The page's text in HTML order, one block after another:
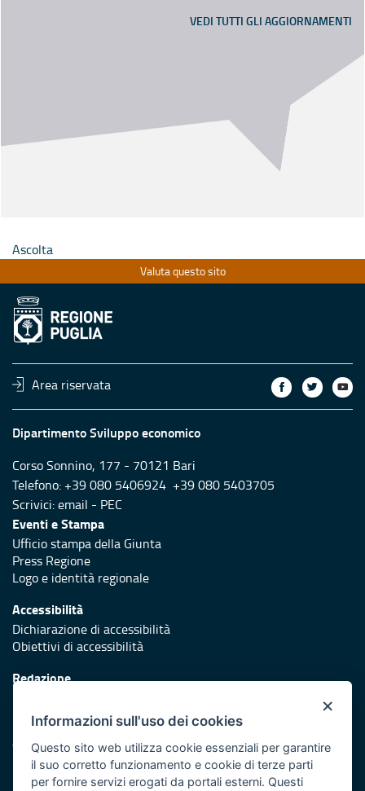
VEDI TUTTI GLI AGGIORNAMENTI
Ascolta
Valuta questo sito
Area riservata
Dipartimento Sviluppo economico
Corso Sonnino, 177 - 70121 Bari
Telefono: +39 080 5406924 +39 080 5403705
Scrivici:email - PEC
Eventi e Stampa
Ufficio stampa della Giunta
Press Regione
Logo e identità regionale
Accessibilità
Dichiarazione di accessibilità
Obiettivi di accessibilità
Redazione
Protezione civile
Vai al sito di Protezione Civile Puglia
Iniziativa finanziata con risorse del POR Puglia 2014/2020 -
×
Informazioni sull'uso dei cookies
Questo sito web utilizza cookie essenziali per garantire
il suo corretto funzionamento e cookie di terze parti
per fornire servizi erogati da portali esterni. Questi